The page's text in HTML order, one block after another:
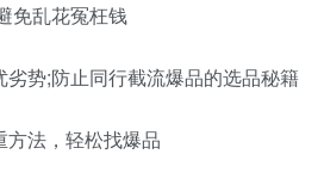
免乱花冤枉钱
势;防止同行截流爆品的选品秘籍
法，轻松找爆品